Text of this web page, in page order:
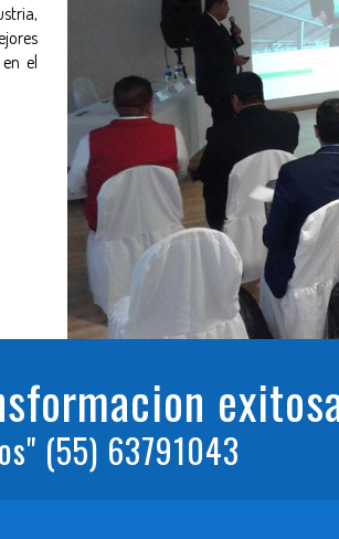
el
(55) 63791043